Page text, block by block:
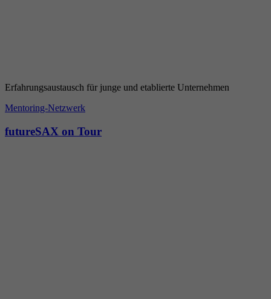
Erfahrungsaustausch für junge und etablierte Unternehmen
Mentoring-Netzwerk
futureSAX on Tour